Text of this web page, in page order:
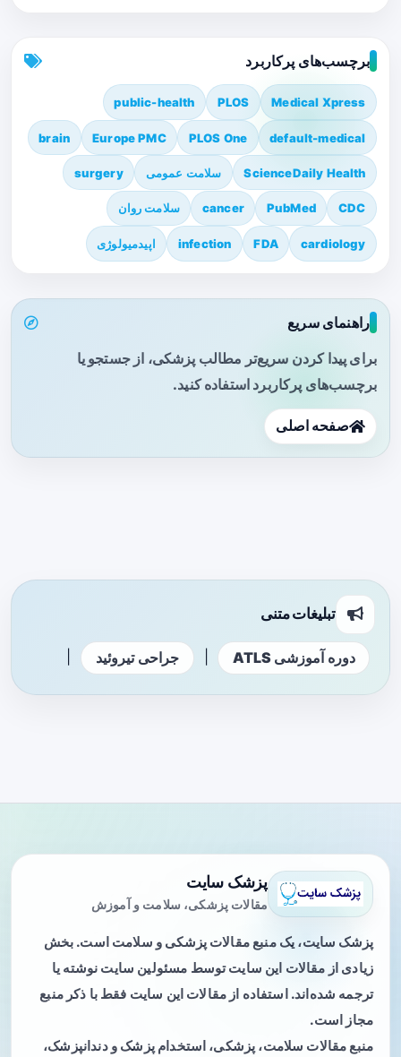
برچسب‌های پرکاربرد
Medical Xpress
PLOS
public-health
default-medical
PLOS One
Europe PMC
brain
ScienceDaily Health سلامت عمومی surgery
CDC
PubMed
cancer سلامت روان
cardiology
FDA
infection اپیدمیولوژی
راهنمای سریع
برای پیدا کردن سریع‌تر مطالب پزشکی، از جستجو یا
برچسب‌های پرکاربرد استفاده کنید.
صفحه اصلی
تبلیغات متنی
دوره آموزشی ATLS جراحی تیروئید
پزشک سایت
مقالات پزشکی، سلامت و آموزش
پزشک سایت، یک منبع مقالات پزشکی و سلامت است. بخش
زیادی از مقالات این سایت توسط مسئولین سایت نوشته یا
ترجمه شده‌اند. استفاده از مقالات این سایت فقط با ذکر منبع
مجاز است.
منبع مقالات سلامت، پزشکی، استخدام پزشک و دندانپزشک،